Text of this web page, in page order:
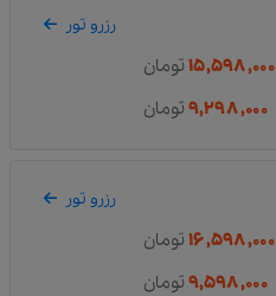
رزرو تور
۱۵,۵۹۸,۰۰۰ تومان
۹,۲۹۸,۰۰۰ تومان
رزرو تور
۱۶,۵۹۸,۰۰۰ تومان
۹,۵۹۸,۰۰۰ تومان